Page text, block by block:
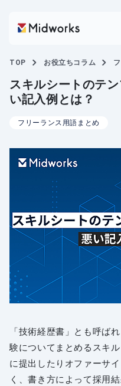
TOP お役立ちコラム
スキルシートのテ
い記入例とは？
フリーランス用語まとめ
「技術経歴書」とも呼ば
験についてまとめるスキ
に提出したりオファーサ
く、書き方によって採用